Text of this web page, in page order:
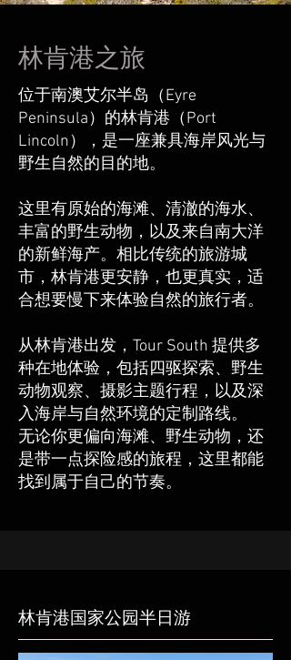
林肯港之旅
位于南澳艾尔半岛（Eyre
Peninsula）的林肯港（Port
Lincoln），是一座兼具海岸风光与
野生自然的目的地。
这里有原始的海滩、清澈的海水、
丰富的野生动物，以及来自南大洋
的新鲜海产。相比传统的旅游城
市，林肯港更安静，也更真实，适
合想要慢下来体验自然的旅行者。
从林肯港出发，Tour South 提供多
种在地体验，包括四驱探索、野生
动物观察、摄影主题行程，以及深
入海岸与自然环境的定制路线。
无论你更偏向海滩、野生动物，还
是带一点探险感的旅程，这里都能
找到属于自己的节奏。
林肯港国家公园半日游